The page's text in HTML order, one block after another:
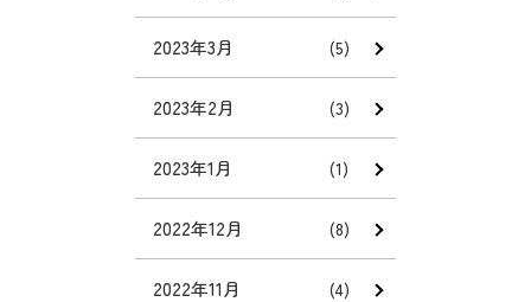
2023年3月 (5)
2023年2月 (3)
2023年1月 (1)
2022年12月 (8)
2022年11月 (4)